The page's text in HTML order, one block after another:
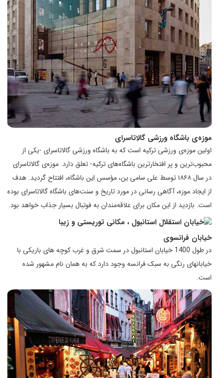
موزه‌ی باشگاه ورزشی گالاتاسرای
اولین موزه‌ی ورزشی ترکیه است که به باشگاه ورزشی گالاتاسرای -یکی از
محبوب‌ترین و پر افتخارترین باشگاه‌های ترکیه- تعلق دارد. موزه‌ی گالاتاسرای
در سال ۱۸۶۸ توسط علی سامی ین، مؤسس این باشگاه، افتتاح گردید. هدف
از ایجاد موزه، آگاهی رسانی در مورد تاریخ و سنت‌های باشگاه گالاتاسرای بوده
است. بازدید از این مکان برای علاقه‌مندان به فوتبال بسیار جذاب خواهد بود.
خیابان فرانسوی
در طول 1400 خیابان استانبول در سمت شرق و غرب کوچه های باریکی با
خیابانهای رنگی به سبک فرانسه وجود دارد که به همان نام مشهور شده
است.